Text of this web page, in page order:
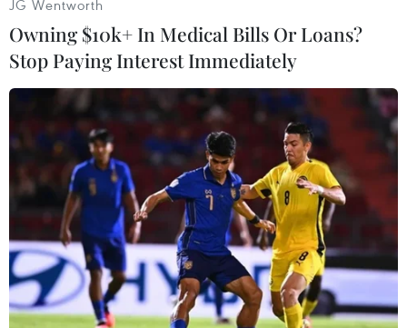
#Indonesia #Bàn là #Hành hung
#Thẩm vấn
#Vết bỏng
Indonesia
JG Wentworth
Owning $10k+ In Medical Bills Or Loans?
Stop Paying Interest Immediately